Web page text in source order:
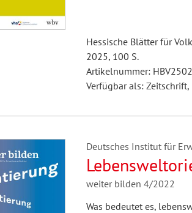
Hessische Blätter für
2025, 100 S.
Artikelnummer: HBV2502
Verfügbar als: Zeitschrift,
Deutsches Institut für
weiter bilden 4/2022
Was bedeutet es,